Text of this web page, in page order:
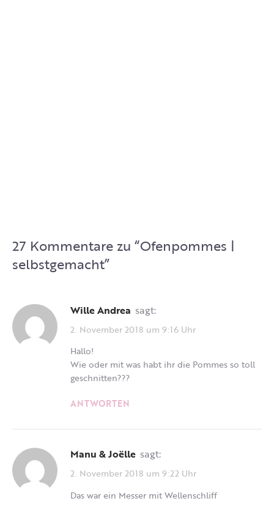
27 Kommentare zu “Ofenpommes |
selbstgemacht”
Wille Andrea sagt:
2. November 2018 um 9:16 Uhr
Hallo!
Wie oder mit was habt ihr die Pommes so toll
geschnitten???
ANTWORTEN
Manu & Joëlle sagt:
2. November 2018 um 9:22 Uhr
Das war ein Messer mit Wellenschliff